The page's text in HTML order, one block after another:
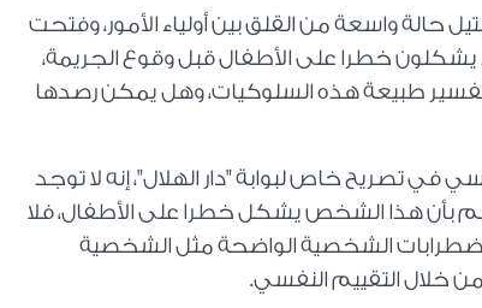
حالة واسعة من القلق بين أولياء الأمور، وفتحت
خطرا على الأطفال قبل وقوع الجريمة،
طبيعة هذه السلوكيات، وهل يمكن رصدها
تصريح خاص لبوابة "دار الهلال"، إنه لا توجد
بأن هذا الشخص يشكل خطرا على الأطفال، فلا
اضطرابات الشخصية الواضحة مثل الشخصية
خلال التقييم النفسي.